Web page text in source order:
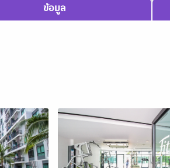
ข้อมูล